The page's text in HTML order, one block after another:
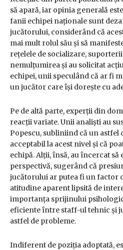
să apară, iar opinia generală
fanii echipei naționale sunt
jucătorului, considerând că
mai mult rolul său și să
rețelele de socializare,
nemulțumirea și au solicitat
echipei, unii speculând că ar fi
un jucător care își dorește cu
Pe de altă parte, experții din
reacții variate. Unii analiști au
Popescu, subliniind că un astfel
acceptabil la acest nivel și că
echipă. Alții, însă, au încercat
perspectivă, sugerând că
jucătorului ar putea fi un factor
atitudine aparent lipsită de
importanța sprijinului
eficiente între staff-ul tehnic și
astfel de probleme.
Indiferent de poziția adoptată,